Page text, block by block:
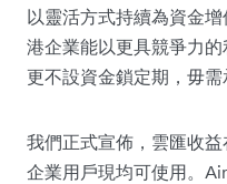
以靈活方式持續為資金
港企業能以更具競爭力
更不設資金鎖定期，毋需
我們正式宣佈，雲匯收
企業用戶現均可使用。